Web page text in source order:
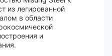
из легированной
в области
и